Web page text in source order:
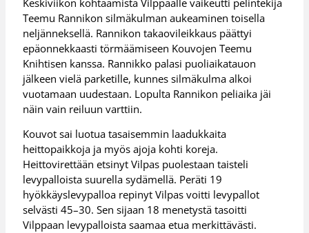
Teemu Rannikon silmäkulman aukeaminen toisella
neljänneksellä. Rannikon takaovileikkaus päättyi
epäonnekkaasti törmäämiseen Kouvojen Teemu
Knihtisen kanssa. Rannikko palasi puoliaikatauon
jälkeen vielä parketille, kunnes silmäkulma alkoi
vuotamaan uudestaan. Lopulta Rannikon peliaika jäi
näin vain reiluun varttiin.
Kouvot sai luotua tasaisemmin laadukkaita
heittopaikkoja ja myös ajoja kohti koreja.
Heittovirettään etsinyt Vilpas puolestaan taisteli
levypalloista suurella sydämellä. Peräti 19
hyökkäyslevypalloa repinyt Vilpas voitti levypallot
selvästi 45–30. Sen sijaan 18 menetystä tasoitti
Vilppaan levypalloista saamaa etua merkittävästi.